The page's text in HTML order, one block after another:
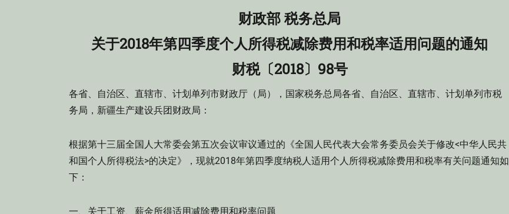
财政部 税务总局
关于2018年第四季度个人所得税减除费用和税率适用问题的通知
财税〔2018〕98号
各省、自治区、直辖市、计划单列市财政厅（局），国家税务总局各省、自治区、直辖市、计划单列市税
务局，新疆生产建设兵团财政局：
根据第十三届全国人大常委会第五次会议审议通过的《全国人民代表大会常务委员会关于修改<中华人民共
和国个人所得税法>的决定》，现就2018年第四季度纳税人适用个人所得税减除费用和税率有关问题通知如
下：
一、关于工资、薪金所得适用减除费用和税率问题